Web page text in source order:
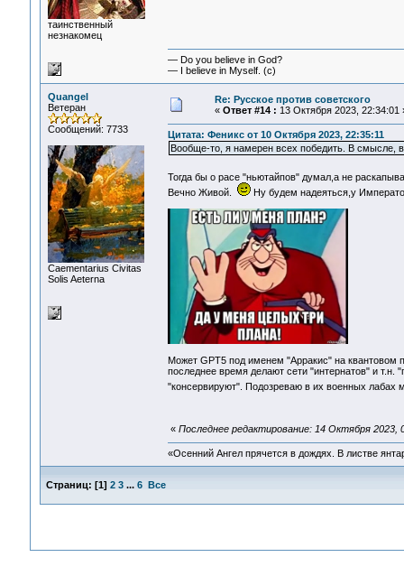
таинственный
незнакомец
— Do you believe in God?
— I believe in Myself. (c)
Quangel
Ветеран
Сообщений: 7733
Сaementarius Civitas
Solis Aeterna
Re: Русское против советского
« Ответ #14 : 13 Октября 2023, 22:34:01
Цитата: Феникс от 10 Октября 2023, 22:35:11
Вообще-то, я намерен всех победить. В смысле,
Тогда бы о расе "ньютайпов" думал,а не
Вечно Живой.
Ну будем надеяться,у
Может GPT5 под именем "Арракис" на квантовом
последнее время делают сети "интернатов" и т.н.
"консервируют". Подозреваю в их военных лабах
« Последнее редактирование: 14 Октября 2023,
«Осенний Ангел прячется в дождях. В листве
Страниц: [1] 2 3 ... 6 Все